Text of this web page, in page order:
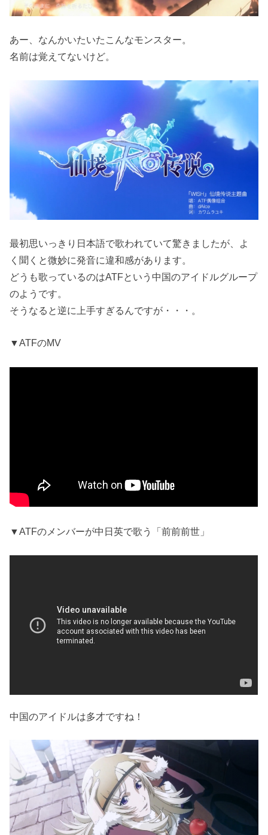
あー、なんかいたいたこんなモンスター。
名前は覚えてないけど。
最初思いっきり日本語で歌われていて驚きましたが、よ
く聞くと微妙に発音に違和感があります。
どうも歌っているのはATFという中国のアイドルグループ
のようです。
そうなると逆に上手すぎるんですが・・・。
▼ATFのMV
▼ATFのメンバーが中日英で歌う「前前前世」
中国のアイドルは多才ですね！